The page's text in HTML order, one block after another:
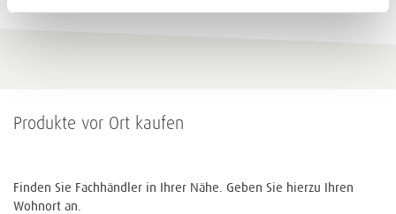
Produkte vor Ort kaufen
Finden Sie Fachhändler in Ihrer Nähe. Geben Sie hierzu Ihren
Wohnort an.